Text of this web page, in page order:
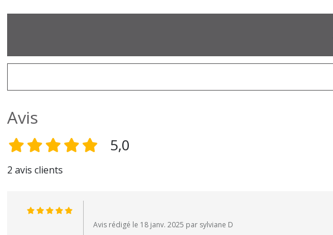
Avis
5,0
2 avis clients
Avis rédigé le 18 janv. 2025 par sylviane D